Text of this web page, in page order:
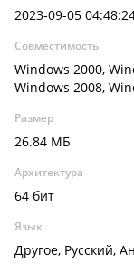
2023-09-05
Совместимость
Windows 2000,
Windows 2008,
Размер
26.84 МБ
Архитектура
64 бит
Язык
Другое, Русский,